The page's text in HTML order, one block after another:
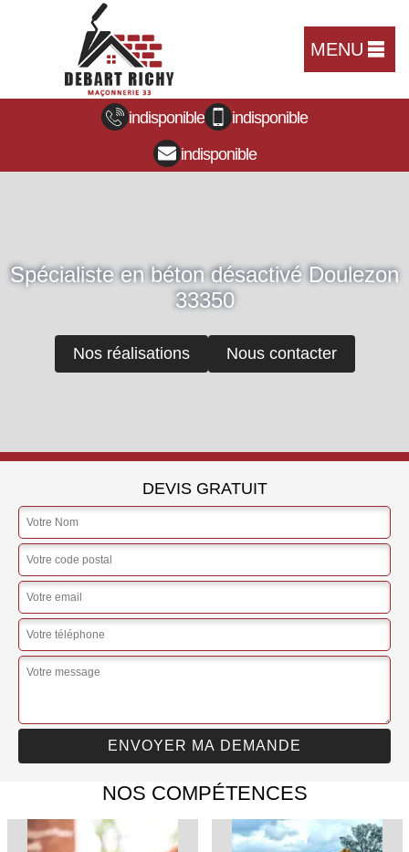
MENU
indisponible
indisponible
indisponible
Spécialiste en béton désactivé Doulezon
33350
Nos réalisations Nous contacter
DEVIS GRATUIT
NOS COMPÉTENCES